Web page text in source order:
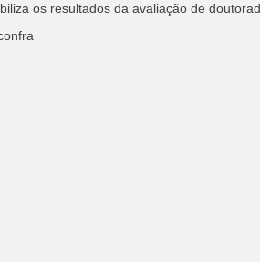
os resultados da avaliação de